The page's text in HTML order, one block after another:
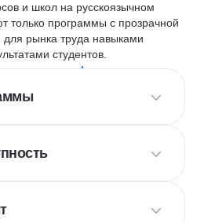
и школ на русскоязычном
только программы с прозрачной
для рынка труда навыками
студентов.
по
4 критериям